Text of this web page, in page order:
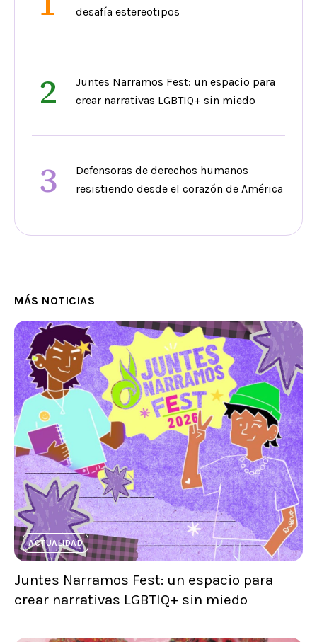
desafía estereotipos
2
Juntes Narramos Fest: un espacio para
crear narrativas LGBTIQ+ sin miedo
3
Defensoras de derechos humanos
resistiendo desde el corazón de América
MÁS NOTICIAS
ACTUALIDAD
Juntes Narramos Fest: un espacio para
crear narrativas LGBTIQ+ sin miedo